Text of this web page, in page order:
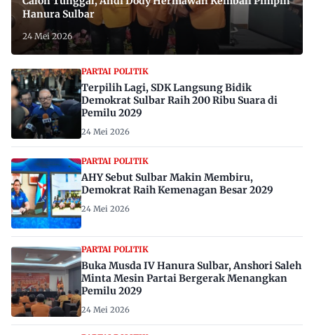
Hanura Sulbar
24 Mei 2026
PARTAI POLITIK
Terpilih Lagi, SDK Langsung Bidik
Demokrat Sulbar Raih 200 Ribu Suara di
Pemilu 2029
24 Mei 2026
PARTAI POLITIK
AHY Sebut Sulbar Makin Membiru,
Demokrat Raih Kemenagan Besar 2029
24 Mei 2026
PARTAI POLITIK
Buka Musda IV Hanura Sulbar, Anshori Saleh
Minta Mesin Partai Bergerak Menangkan
Pemilu 2029
24 Mei 2026